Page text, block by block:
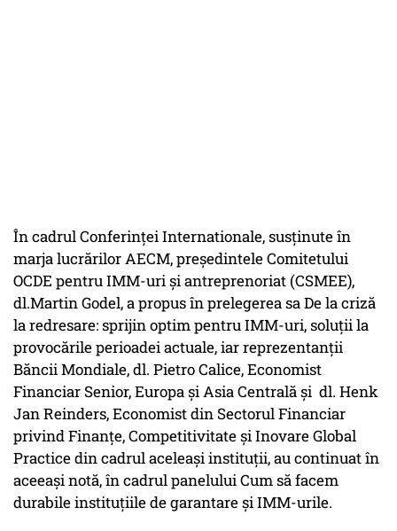
În cadrul Conferinței Internationale, susținute în
marja lucrărilor AECM, președintele Comitetului
OCDE pentru IMM-uri și antreprenoriat (CSMEE),
dl.Martin Godel, a propus în prelegerea sa De la criză
la redresare: sprijin optim pentru IMM-uri, soluții la
provocările perioadei actuale, iar reprezentanții
Băncii Mondiale, dl. Pietro Calice, Economist
Financiar Senior, Europa și Asia Centrală și dl. Henk
Jan Reinders, Economist din Sectorul Financiar
privind Finanțe, Competitivitate și Inovare Global
Practice din cadrul aceleași instituții, au continuat în
aceeași notă, în cadrul panelului Cum să facem
durabile instituțiile de garantare și IMM-urile.